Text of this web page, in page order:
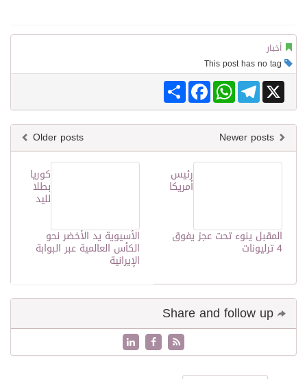
أخبار
Share
FacebookWhatsAppTelegram X
Older posts
كوريا
بطلا
لليد
الأسيوية يد الأخضر نحو
الكأس العالمية عبر البوابة
الإيرانية
رئيس
أمريكا
المقبل ينوء تحت عجز يفوق
4 ترليونات